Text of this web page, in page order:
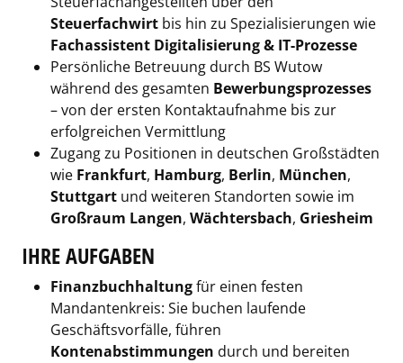
Steuerfachwirt bis hin zu Spezialisierungen wie
Fachassistent Digitalisierung & IT-Prozesse
Persönliche Betreuung durch BS Wutow
während des gesamten Bewerbungsprozesses
– von der ersten Kontaktaufnahme bis zur
erfolgreichen Vermittlung
Zugang zu Positionen in deutschen Großstädten
wie Frankfurt, Hamburg, Berlin, München,
Stuttgart und weiteren Standorten sowie im
Großraum Langen, Wächtersbach, Griesheim
IHRE AUFGABEN
Finanzbuchhaltungfür einen festen
Mandantenkreis: Sie buchen laufende
Geschäftsvorfälle, führen
Kontenabstimmungen durch und bereiten